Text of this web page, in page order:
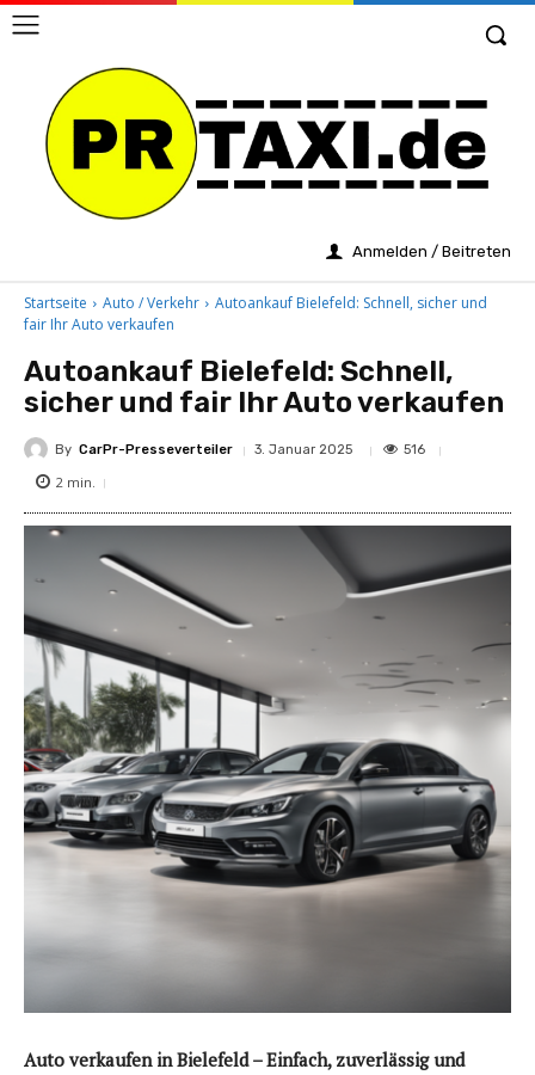
Anmelden / Beitreten
Startseite Auto / Verkehr
Autoankauf Bielefeld: Schnell, sicher und
fair Ihr Auto verkaufen
Autoankauf Bielefeld: Schnell,
sicher und fair Ihr Auto verkaufen
By CarPr-Presseverteiler 3. Januar 2025 516
2 min.
Auto verkaufen in Bielefeld – Einfach, zuverlässig und